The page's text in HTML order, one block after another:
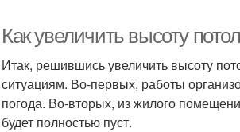
Как увеличить высоту
Итак, решившись увеличить высоту
ситуациям. Во-первых, работы
погода. Во-вторых, из жилого
будет полностью пуст.